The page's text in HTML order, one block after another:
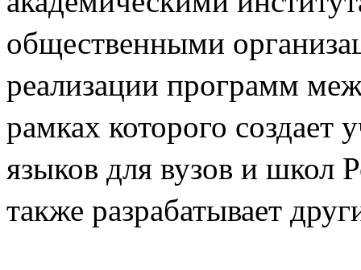
общественными
реализации программ
рамках которого создает
языков для вузов и школ
также разрабатывает